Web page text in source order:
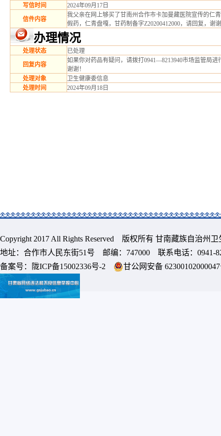
写信时间
2024年09月17日
信件内容
我父亲在网上够买了甘南州合作市卡加曼藏医院宣传的仁
假药，仁青盘嘎，甘药制备字Z20200412000，请回复，谢
办理情况
处理状态
已处理
回复内容
如果你对药品有疑问，请拨打0941—8213940市场监管局进
谢谢！
处理对象
卫生健康委信息
处理时间
2024年09月18日
Copyright 2017 All Rights Reserved 版权所有 甘南藏族自治州
地址：合作市人民东街51号 邮编：747000 联系电话：0941-
备案号：
陇ICP备15002336号-2 甘公网安备